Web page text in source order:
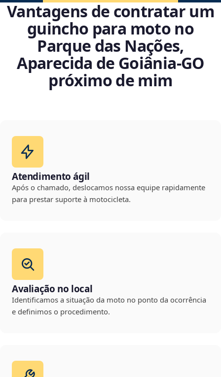
Vantagens de contratar um
guincho para moto no
Parque das Nações,
Aparecida de Goiânia‑GO
próximo de mim
Atendimento ágil
Após o chamado, deslocamos nossa equipe rapidamente
para prestar suporte à motocicleta.
Avaliação no local
Identificamos a situação da moto no ponto da ocorrência
e definimos o procedimento.